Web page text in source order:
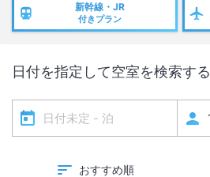
新幹線・JR
付きプラン
日付を指定して空室を検索する
おすすめ順